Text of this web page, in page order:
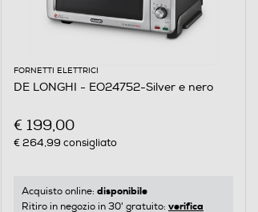
FORNETTI ELETTRICI
DE LONGHI - EO24752-Silver e nero
€ 199,00
€ 264,99 consigliato
Acquisto online: disponibile
Ritiro in negozio in 30' gratuito: verifica